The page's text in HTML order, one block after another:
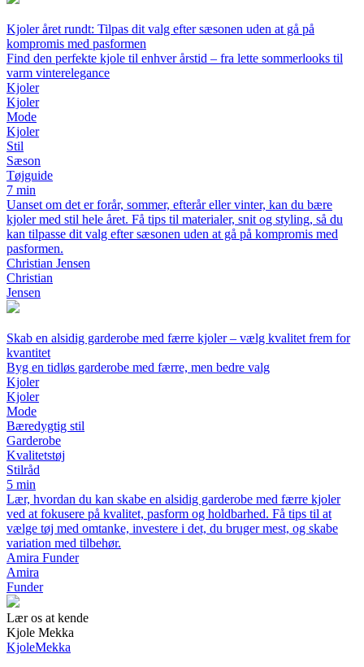
Kjoler året rundt: Tilpas dit valg efter sæsonen uden at gå på
kompromis med pasformen
Find den perfekte kjole til enhver årstid – fra lette sommerlooks til
varm vinterelegance
Kjoler
Kjoler
Mode
Kjoler
Stil
Sæson
Tøjguide
7 min
Uanset om det er forår, sommer, efterår eller vinter, kan du bære
kjoler med stil hele året. Få tips til materialer, snit og styling, så du
kan tilpasse dit valg efter sæsonen uden at gå på kompromis med
pasformen.
Christian Jensen
Christian
Jensen
Skab en alsidig garderobe med færre kjoler – vælg kvalitet frem for
kvantitet
Byg en tidløs garderobe med færre, men bedre valg
Kjoler
Kjoler
Mode
Bæredygtig stil
Garderobe
Kvalitetstøj
Stilråd
5 min
Lær, hvordan du kan skabe en alsidig garderobe med færre kjoler
ved at fokusere på kvalitet, pasform og holdbarhed. Få tips til at
vælge tøj med omtanke, investere i det, du bruger mest, og skabe
variation med tilbehør.
Amira Funder
Amira
Funder
Lær os at kende
Kjole Mekka
KjoleMekka